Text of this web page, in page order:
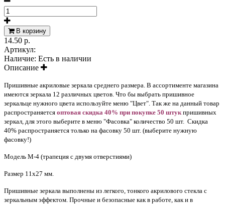
В корзину
14.50 р.
Артикул:
Наличие: Есть в наличии
Описание
Пришивные акриловые зеркала среднего размера. В ассортименте магазина
имеются зеркала 12 различных цветов. Что бы выбрать пришивное
зеркальце нужного цвета используйте меню "Цвет". Так же на данный товар
распространяется оптовая скидка 40% при покупке 50 штук пришивных
зеркал, для этого выберите в меню "Фасовка" количество 50 шт. Скидка
40% распространяется только на фасовку 50 шт. (выберите нужную
фасовку!)
Модель M-4 (трапеция с двумя отверстиями)
Размер 11х27 мм.
Пришивные зеркала выполнены из легкого, тонкого акрилового стекла с
зеркальным эффектом. Прочные и безопасные как в работе, как и в